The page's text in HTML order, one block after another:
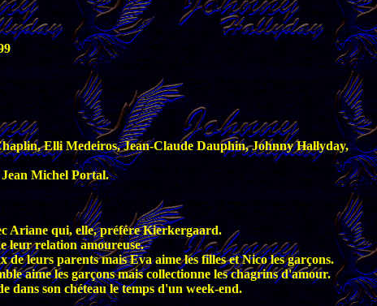
Elli Medeiros, Jean-Claude Dauphin, Johnny Hallyday,
Michel Portal.
Ariane qui, elle, préfére Kierkergaard.
leur relation amoureuse.
leurs parents mais Eva aime les filles et Nico les garçons.
aime les garçons mais collectionne les chagrins d'amour.
dans son chéteau le temps d'un week-end.